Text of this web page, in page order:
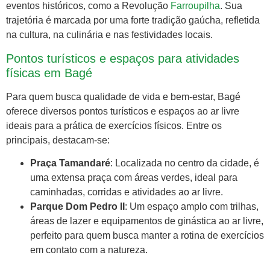
eventos históricos, como a Revolução Farroupilha. Sua
trajetória é marcada por uma forte tradição gaúcha, refletida
na cultura, na culinária e nas festividades locais.
Pontos turísticos e espaços para atividades
físicas em Bagé
Para quem busca qualidade de vida e bem-estar, Bagé
oferece diversos pontos turísticos e espaços ao ar livre
ideais para a prática de exercícios físicos. Entre os
principais, destacam-se:
Praça Tamandaré: Localizada no centro da cidade, é
uma extensa praça com áreas verdes, ideal para
caminhadas, corridas e atividades ao ar livre.
Parque Dom Pedro II : Um espaço amplo com trilhas,
áreas de lazer e equipamentos de ginástica ao ar livre,
perfeito para quem busca manter a rotina de exercícios
em contato com a natureza.